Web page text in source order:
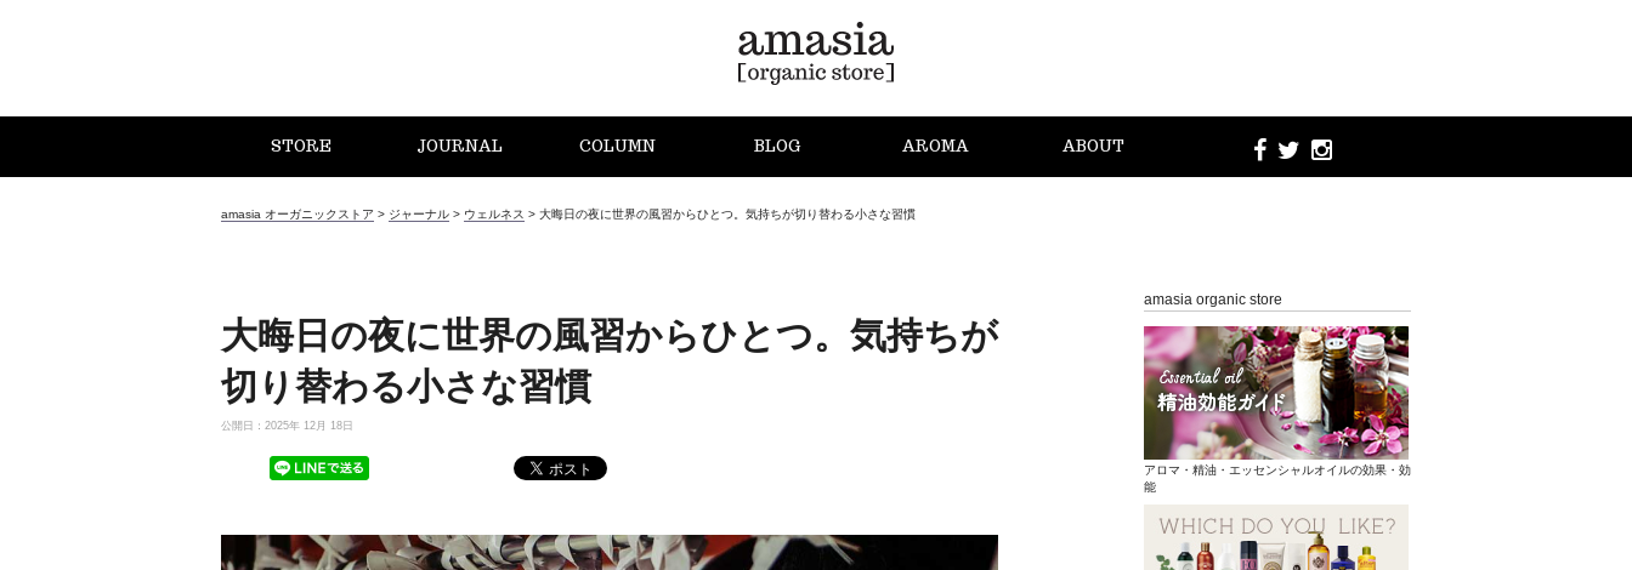
STORE JOURNAL COLUMN BLOG AROMA ABOUT
amasia オーガニックストア > ジャーナル > ウェルネス > 大晦日の夜に世界の風習からひとつ。気持ちが切り替わる小さな習慣
大晦日の夜に世界の風習からひとつ。気持ちが
切り替わる小さな習慣
公開日：2025年 12月 18日
amasia organic store
アロマ・精油・エッセンシャルオイルの効果・効
能